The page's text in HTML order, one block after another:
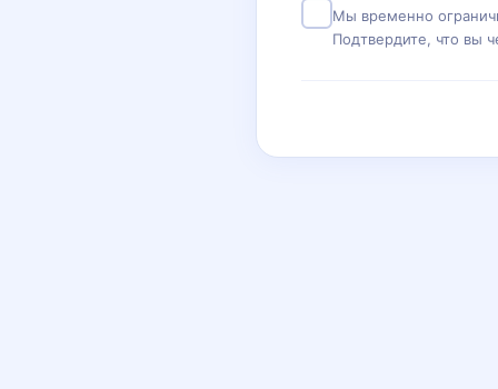
Мы временно
Подтвердите, что вы